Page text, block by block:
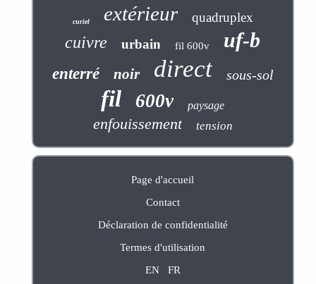
curiel extérieur quadruplex
cuivre urbain fil 600v uf-b
enterré noir direct sous-sol
fil 600v paysage
enfouissement tension
Page d'accueil
Contact
Déclaration de confidentialité
Termes d'utilisation
EN
FR